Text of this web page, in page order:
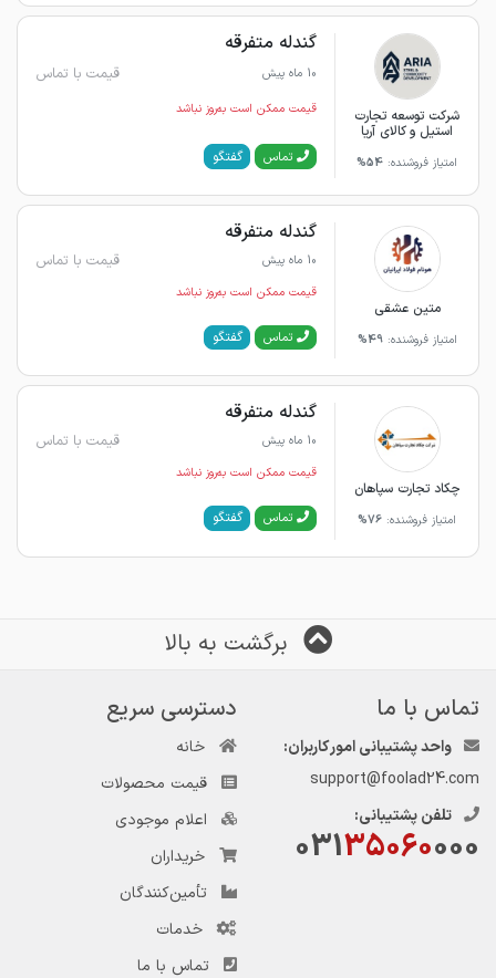
شرکت توسعه تجارت
استیل و کالای آریا
امتیاز فروشنده: 54%
گندله متفرقه
10 ماه پیش قیمت با تماس
قیمت ممکن است به‌روز نباشد
تماس گفتگو
متین عشقی
امتیاز فروشنده:49%
گندله متفرقه
10 ماه پیش قیمت با تماس
قیمت ممکن است به‌روز نباشد
تماس گفتگو
چکاد تجارت سپاهان
امتیاز فروشنده: 76%
گندله متفرقه
10 ماه پیش قیمت با تماس
قیمت ممکن است به‌روز نباشد
تماس گفتگو
برگشت به بالا
تماس با ما
واحد پشتیبانی امور کاربران:
support@foolad24.com
تلفن پشتیبانی:
03135060000
دسترسی سریع
خانه
قیمت محصولات
اعلام موجودی
خریداران
تأمین‌کنندگان
خدمات
تماس با ما